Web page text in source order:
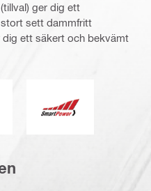
ger dig ett
sett dammfritt
ett säkert och bekvämt